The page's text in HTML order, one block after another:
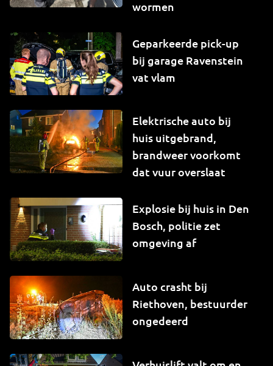
wormen
Geparkeerde pick-up
bij garage Ravenstein
vat vlam
Elektrische auto bij
huis uitgebrand,
brandweer voorkomt
dat vuur overslaat
Explosie bij huis in Den
Bosch, politie zet
omgeving af
Auto crasht bij
Riethoven, bestuurder
ongedeerd